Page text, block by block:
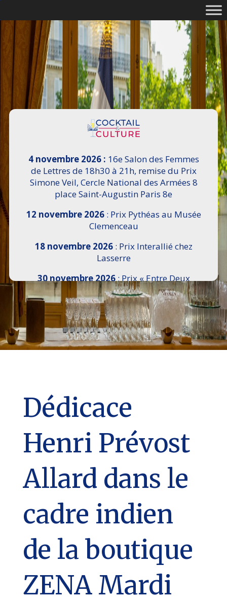
4 novembre 2026 : 16e Salon des Femmes
de Lettres de 18h30 à 21h, remise du Prix
Simone Veil, Cercle National des Armées 8
place Saint-Augustin Paris 8e
12 novembre 2026: Prix Pythéas au Musée
Clemenceau
18 novembre 2026: Prix Interallié chez
Lasserre
30 novembre 2026: Prix « Entre Deux
Rives » I Scemi Astutti au Sénat
7 décembre 2026 :16e Salon de l’Histoire de
18h30 à 21h, remise du Prix du Guesclin,
Cercle National des Armées 8 place Saint-
Augustin Paris 8e
Dédicace
Henri Prévost
Allard dans le
cadre indien
de la boutique
ZENA Mardi